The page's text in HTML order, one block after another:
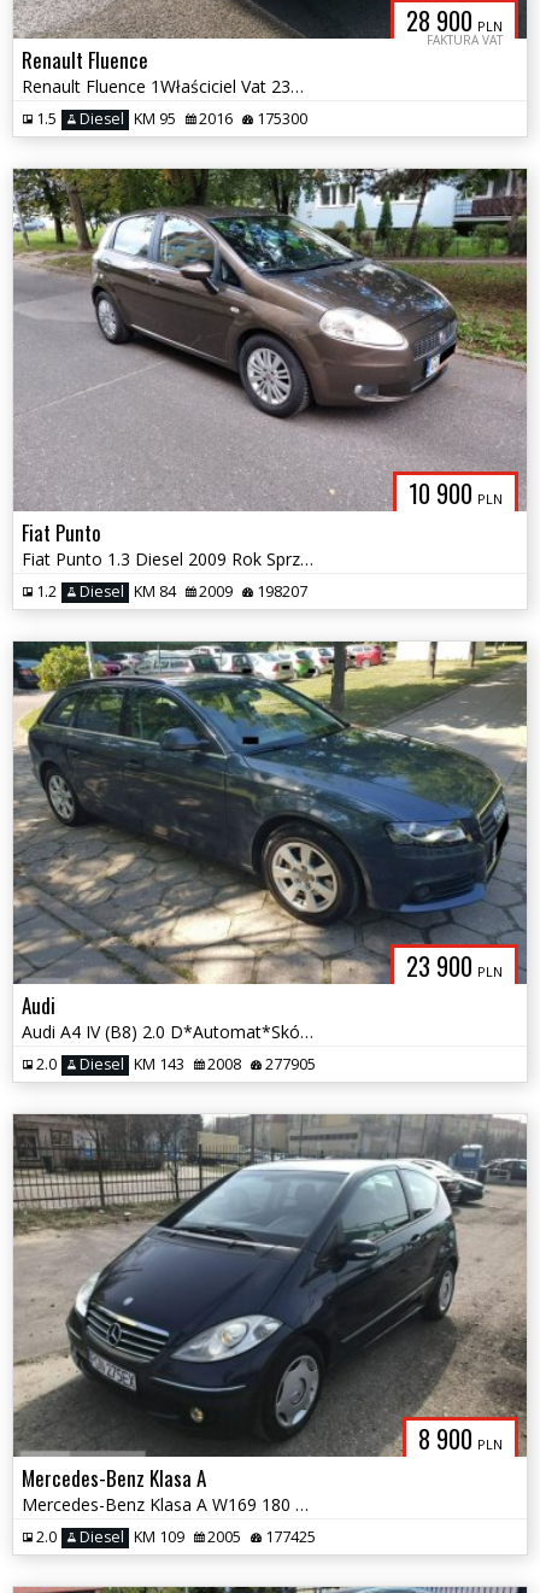
28 900 PLN
FAKTURA VAT
Renault Fluence
Renault Fluence 1Właściciel Vat 23% Zamiana
1.5 Diesel KM 95 2016 175300
10 900 PLN
Fiat Punto
Fiat Punto 1.3 Diesel 2009 Rok Sprzedaż/Zamiana
1.2 Diesel KM 84 2009 198207
23 900 PLN
Audi
Audi A4 IV (B8) 2.0 D*Automat*Skóra*Alcantara*Navi*PDC*Xenon
2.0 Diesel KM 143 2008 277905
8 900 PLN
Mercedes-Benz Klasa A
Mercedes-Benz Klasa A W169 180 CDI *Avangarde*Możliwa zamiana
2.0 Diesel KM 109 2005 177425